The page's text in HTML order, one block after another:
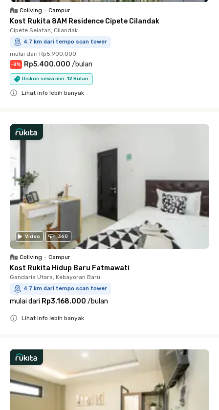
Coliving • Campur
Kost Rukita 8AM Residence Cipete Cilandak
Cipete Selatan, Cilandak
4.7 km dari tempo scan tower
mulai dari Rp5.900.000
-8% Rp5.400.000 /bulan
Diskon sewa min. 12 Bulan
Lihat info lebih banyak
Video 360
Coliving • Campur
Kost Rukita Hidup Baru Fatmawati
Gandaria Utara, Kebayoran Baru
4.7 km dari tempo scan tower
mulai dari Rp3.168.000 /bulan
Lihat info lebih banyak